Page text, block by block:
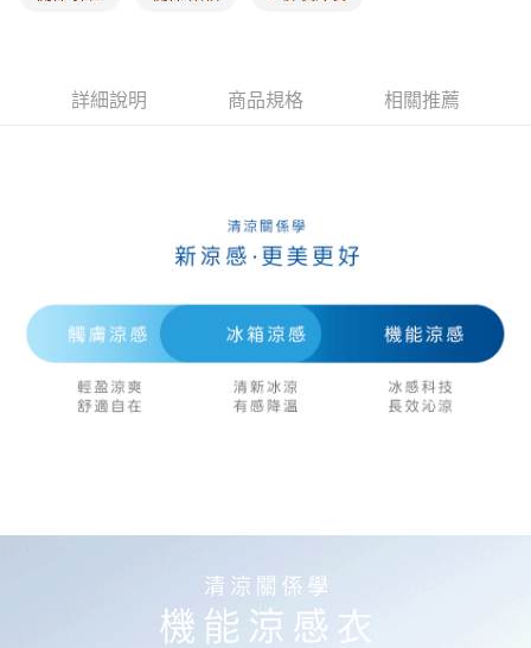
詳細說明 商品規格 相關推薦